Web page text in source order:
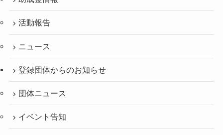
活動報告
ニュース
登録団体からのお知らせ
団体ニュース
イベント告知